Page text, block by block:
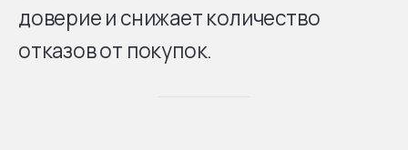
доверие и снижает количество
отказов от покупок.